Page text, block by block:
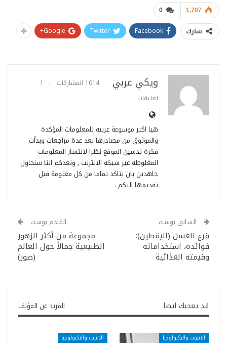
0 1,707
شارك Facebook
Twitter
Google+
ويكي عربي 1014 المشاركات
1
تعليقات
هيا اكبر موسوعة عربية للمعلومات المؤكدة
والموثوق من مصادرها بعد عدة مراجعات وبدأت
فكرة تدشين الموقع نظرا لانتشار المعلومات
المغلوطة عبر شبكة الانترنت , ونعدكم اننا سنحاول
جاهدين بان نتاكد تماما من كل معلومة قبل
تقديمها اليكم .
السابق بوست
قرع العسل (اليقطين):
فوائده، استخداماته
وقيمته الغذائية
القادم بوست
مجموعة من أكثر الزهور
الطبيعية جمالاً حول العالم
(صور)
قد يعجبك ايضا المزيد عن المؤلف
الانترنت والتكنولوجيا الانترنت والتكنولوجيا